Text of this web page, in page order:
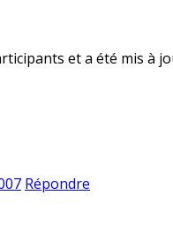
et a été mis à
Répondre